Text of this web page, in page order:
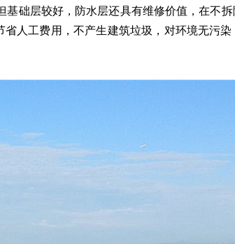
础层较好，防水层还具有维修价值，在不
人工费用，不产生建筑垃圾，对环境无污